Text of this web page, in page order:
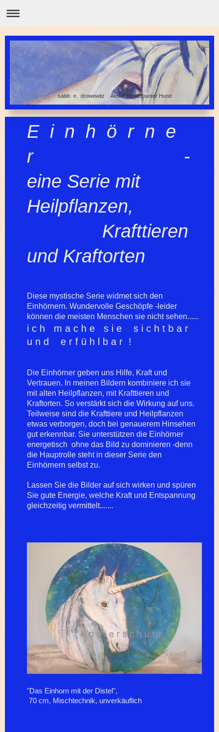
sabin e. drowowitz Atelier Kunterbunter Hund
E i n h ö r n e
r -
eine Serie mit
Heilpflanzen,
Krafttieren
und Kraftorten
Diese mystische Serie widmet sich den
Einhörnern. Wundervolle Geschöpfe -leider
können die meisten Menschen sie nicht sehen......
i c h m a c h e s i e s i c h t b a r
u n d e r f ü h l b a r !
Die Einhörner geben uns Hilfe, Kraft und
Vertrauen. In meinen Bildern kombiniere ich sie
mit alten Heilpflanzen, mit Krafttieren und
Kraftorten. So verstärkt sich die Wirkung auf uns.
Teilweise sind die Krafttiere und Heilpflanzen
etwas verborgen, doch bei genauerem Hinsehen
gut erkennbar. Sie unterstützen die Einhörner
energetisch ohne das Bild zu dominieren -denn
die Hauptrolle steht in dieser Serie den
Einhörnern selbst zu.
Lassen Sie die Bilder auf sich wirken und spüren
Sie gute Energie, welche Kraft und Entspannung
gleichzeitig vermittelt.......
"Das Einhorn mit der Distel",
70 cm, Mischtechnik, unverkäuflich